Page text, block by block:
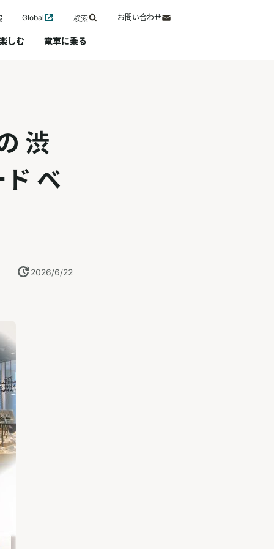
Global 検索 お問い合わせ
しむ 電車に乗る
渋
ベ
2026/6/22